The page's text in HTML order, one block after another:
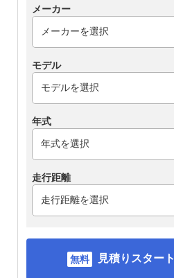
メーカー
モデル
年式
走行距離
見積りスタート